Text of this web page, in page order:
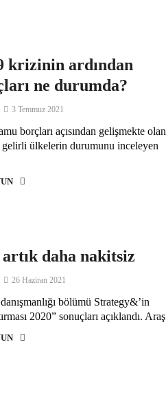
krizinin ardından
ne durumda?
3 Temmuz 2021
borçları açısından gelişmekte olan
ülkelerin durumunu inceleyen
daha nakitsiz
26 Haziran 2021
bölümü Strategy&’in
2020” sonuçları açıklandı. Araş